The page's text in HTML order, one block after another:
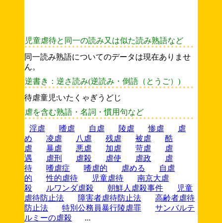
児童虐待と同一の読み又は似た読み熟語など
同一読み熟語についてのデータは現在ありませ
ん。
逆書き：逆さ読み(逆読み・倒語（とうご）)
待虐童児:いたくゃぎうどじ
虐を含む熟語・名詞・慣用句など
淫虐
嗜虐 自虐 陵虐 惨虐
虐
め
凌虐 八虐 残虐 被虐
酷
虐
暴虐 悪虐 加虐 苛虐
虐
遇
虐刑 虐殺 虐使 虐政
虐
待
嗜虐症 嗜虐的 虐める
自虐
的
性的虐待 児童虐待
南京大虐
殺
ルワンダ虐殺 朝鮮人虐殺事件
児童
虐待防止法
障害者虐待防止法
高齢者虐待
防止法
特別公務員暴行陵虐罪
サンバルテ
ルミーの虐殺
...